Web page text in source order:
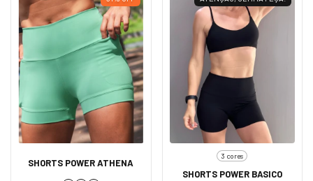
SHORTS POWER ATHENA
3 cores
SHORTS POWER BASICO